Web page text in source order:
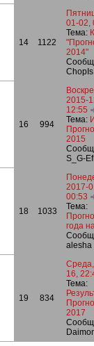
14 1122
01-02,
Тема:
2014"
16 994
2015-
12:55
Тема:
2015
S_G-
18 1033
2017-
00:53
Тема:
года
alesha
19 834
16,
Тема:
2017